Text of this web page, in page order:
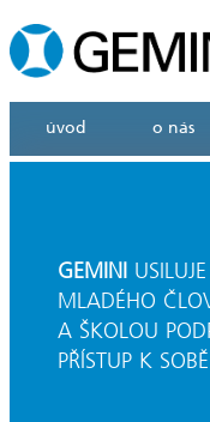
úvod o nás
GEMINI
MLADÉHO
A ŠKOLOU
PŘÍSTUP K